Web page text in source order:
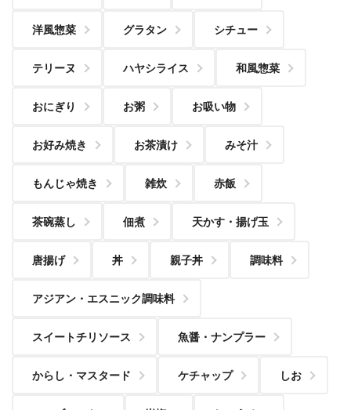
洋風惣菜 グラタン シチュー
テリーヌ ハヤシライス 和風惣菜
おにぎり お粥 お吸い物
お好み焼き お茶漬け みそ汁
もんじゃ焼き 雑炊 赤飯
茶碗蒸し 佃煮 天かす・揚げ玉
唐揚げ 丼 親子丼 調味料
アジアン・エスニック調味料
スイートチリソース 魚醤・ナンプラー
からし・マスタード ケチャップ しお